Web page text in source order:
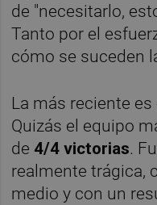
de "necesitarlo,
Tanto por el
cómo se suceden
La más reciente es
Quizás el equipo
de 4/4 victorias.
realmente trágica,
medio y con un